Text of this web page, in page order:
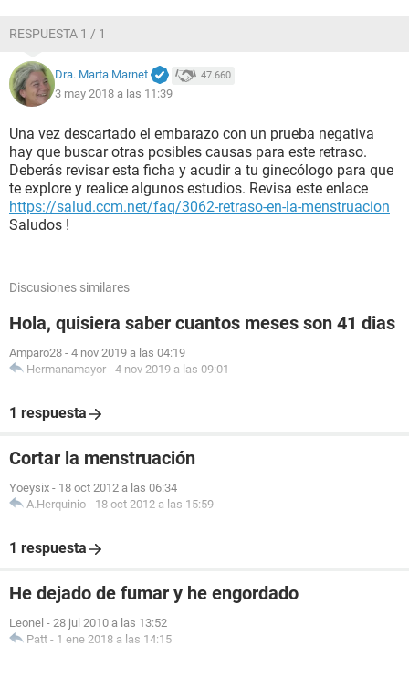
RESPUESTA 1 / 1
Dra. Marta Marnet 47.660
3 may 2018 a las 11:39
Una vez descartado el embarazo con un prueba negativa
hay que buscar otras posibles causas para este retraso.
Deberás revisar esta ficha y acudir a tu ginecólogo para que
te explore y realice algunos estudios. Revisa este enlace
https://salud.ccm.net/faq/3062-retraso-en-la-menstruacion
Saludos !
Discusiones similares
Hola, quisiera saber cuantos meses son 41 dias
Amparo28 - 4 nov 2019 a las 04:19
Hermanamayor - 4 nov 2019 a las 09:01
1 respuesta
Cortar la menstruación
Yoeysix - 18 oct 2012 a las 06:34
A.Herquinio - 18 oct 2012 a las 15:59
1 respuesta
He dejado de fumar y he engordado
Leonel - 28 jul 2010 a las 13:52
Patt - 1 ene 2018 a las 14:15